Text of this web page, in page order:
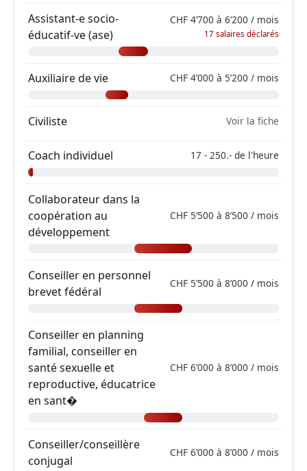
Assistant-e socio-
éducatif-ve (ase)
CHF 4’700 à 6’200 / mois
17 salaires déclarés
Auxiliaire de vie CHF 4’000 à 5’200 / mois
Civiliste Voir la fiche
Coach individuel 17 - 250.- de l'heure
Collaborateur dans la
coopération au
développement
CHF 5’500 à 8’500 / mois
Conseiller en personnel
brevet fédéral
CHF 5’500 à 8’000 / mois
Conseiller en planning
familial, conseiller en
santé sexuelle et
reproductive, éducatrice
en sant�
CHF 6’000 à 8’000 / mois
Conseiller/conseillère
conjugal
CHF 6’000 à 8’000 / mois